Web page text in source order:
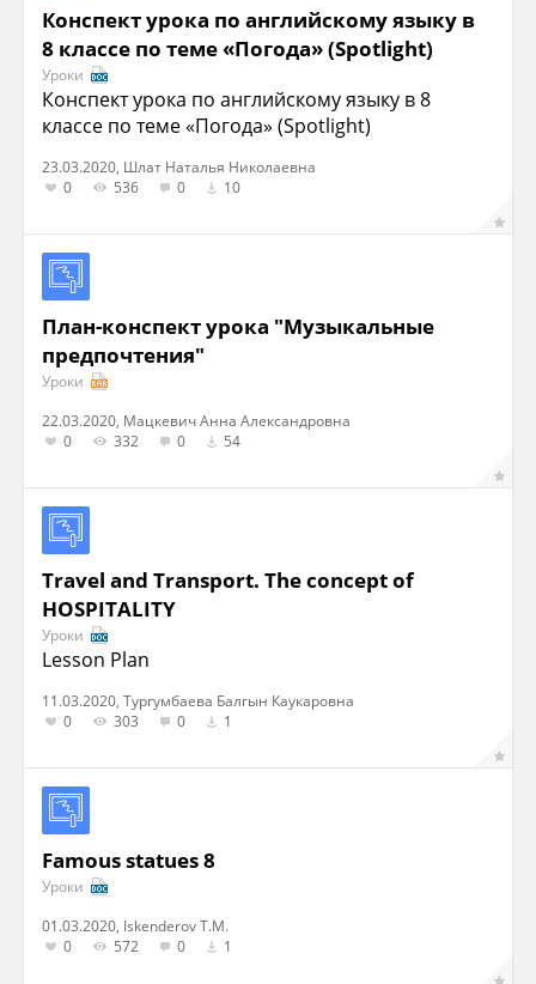
Конспект урока по английскому языку в
8 классе по теме «Погода» (Spotlight)
Уроки
Конспект урока по английскому языку в 8
классе по теме «Погода» (Spotlight)
23.03.2020, Шлат Наталья Николаевна
0
536 0 10
План-конспект урока "Музыкальные
предпочтения"
Уроки
22.03.2020, Мацкевич Анна Александровна
0
332 0 54
Travel and Transport. The concept of
HOSPITALITY
Уроки
Lesson Plan
11.03.2020, Тургумбаева Балгын Каукаровна
0
303 0 1
Famous statues 8
Уроки
01.03.2020, Iskenderov T.M.
0
572 0 1